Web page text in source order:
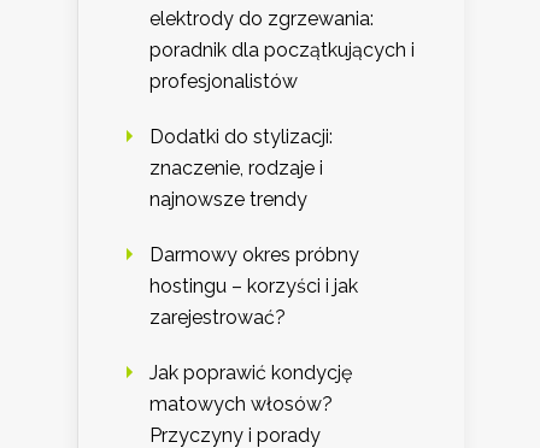
elektrody do zgrzewania:
poradnik dla początkujących i
profesjonalistów
Dodatki do stylizacji:
znaczenie, rodzaje i
najnowsze trendy
Darmowy okres próbny
hostingu – korzyści i jak
zarejestrować?
Jak poprawić kondycję
matowych włosów?
Przyczyny i porady